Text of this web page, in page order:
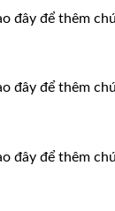
đây để thêm
đây để thêm
đây để thêm